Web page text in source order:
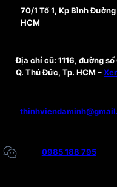
70/1 Tổ 1, Kp Bình
HCM
Địa chỉ cũ: 1116, đường số
Q. Thủ Đức, Tp. HCM –
0985 188 795